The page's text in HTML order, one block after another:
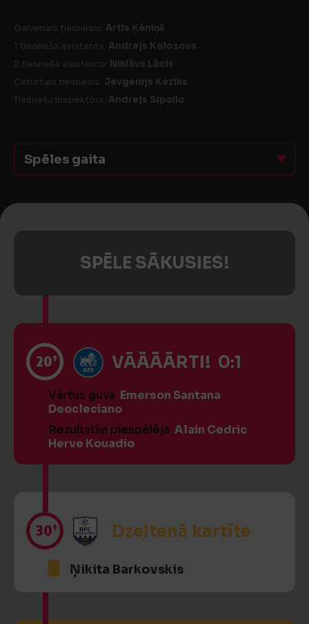
Galvenais tiesnesis: Artis Ķēniņš
1 tiesneša asistents: Andrejs Kolosovs
2 tiesneša asistents: Niklāvs Lācis
Ceturtais tiesnesis: Jevgenijs Keziks
Tiesnešu inspektors: Andrejs Sipailo
Spēles gaita
SPĒLE SĀKUSIES!
20’ VĀĀĀĀRTI! 0:1
Vārtus guva Emerson Santana
Deocleciano
Rezultatīvi piespēlēja Alain Cedric
Herve Kouadio
30’ Dzeltenā kartīte
Ņikita Barkovskis